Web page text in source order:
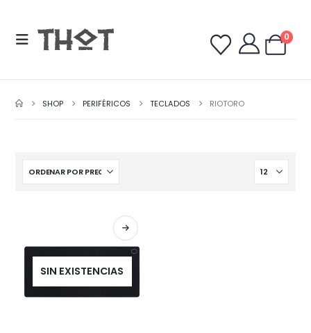
0
SHOP PERIFÉRICOS TECLADOS RIOTORO
SIN EXISTENCIAS